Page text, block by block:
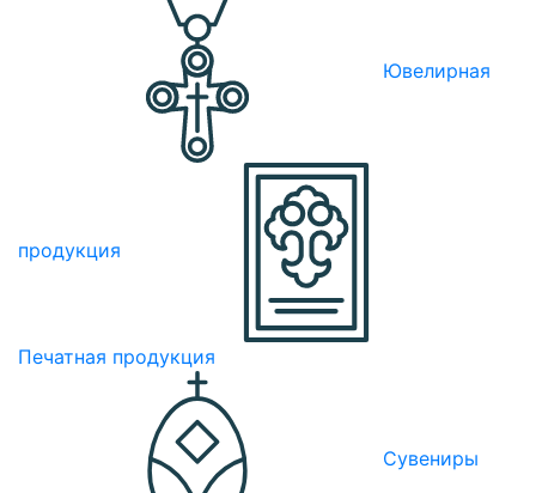
Ювелирная
продукция
Печатная продукция
Сувениры